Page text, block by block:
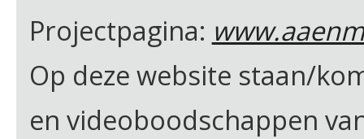
Projectpagina:
Op deze website staan/
en videoboodschappen